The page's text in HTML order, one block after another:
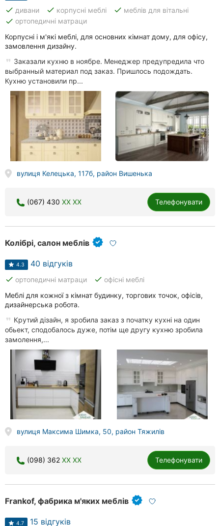
done дивани done корпусні меблі done меблів для вітальні
done ортопедичні матраци
Корпусні і м'які меблі, для основних кімнат дому, для офісу,
замовлення дизайну.
Заказали кухню в ноябре. Менеджер предупредила что
выбранный материал под заказ. Пришлось подождать.
Кухню установили пр...
вулиця Келецька, 117б, район Вишенька
(067) 430 XX XX Телефонувати
Колібрі, салон меблів
4.3 40 відгуків
done ортопедичні матраци done офісні меблі
Меблі для кожної з кімнат будинку, торгових точок, офісів,
дизайнерська робота.
Крутий дізайн, я зробила заказ з початку кухні на один
обьект, сподобалось дуже, потім ще другу кухню зробила
замолення,...
вулиця Максима Шимка, 50, район Тяжилів
(098) 362 XX XX Телефонувати
Frankof, фабрика м'яких меблів
4.7 15 відгуків